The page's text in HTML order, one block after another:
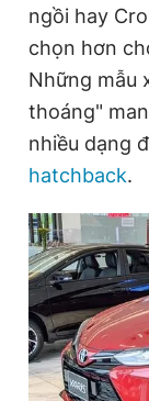
ngồi hay
chọn hơn
Những mẫu
thoáng"
nhiều dạng
hatchback.